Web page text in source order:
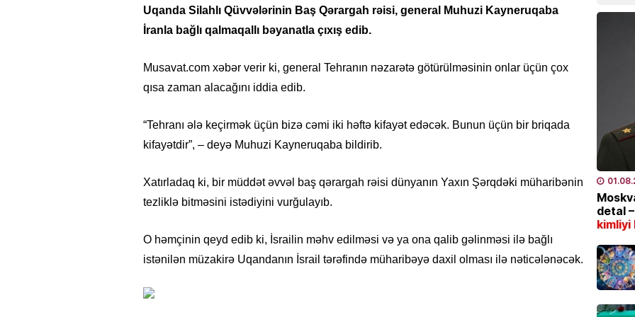
Uqanda Silahlı Qüvvələrinin Baş Qərargah rəisi, general Muhuzi Kayneruqaba
İranla bağlı qalmaqallı bəyanatla çıxış edib.
Musavat.com xəbər verir ki, general Tehranın nəzarətə götürülməsinin onlar üçün çox
qısa zaman alacağını iddia edib.
“Tehranı ələ keçirmək üçün bizə cəmi iki həftə kifayət edəcək. Bunun üçün bir briqada
kifayətdir”, – deyə Muhuzi Kayneruqaba bildirib.
Xatırladaq ki, bir müddət əvvəl baş qərargah rəisi dünyanın Yaxın Şərqdəki müharibənin
tezliklə bitməsini istədiyini vurğulayıb.
O həmçinin qeyd edib ki, İsrailin məhv edilməsi və ya ona qalib gəlinməsi ilə bağlı
istənilən müzakirə Uqandanın İsrail tərəfində müharibəyə daxil olması ilə nəticələnəcək.
xəstə
2006-
detal –
kimliyi